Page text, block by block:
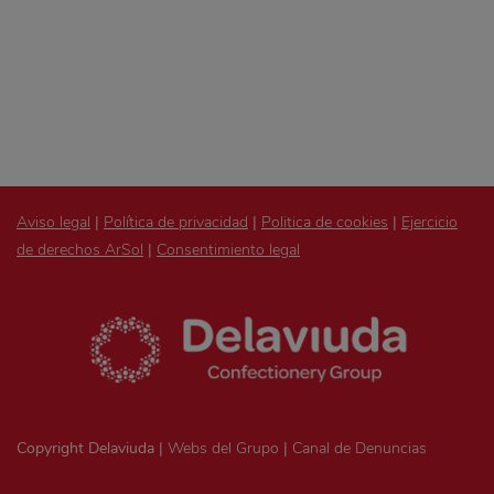
Aviso legal | Política de privacidad | Politica de cookies | Ejercicio
de derechos ArSol | Consentimiento legal
Copyright Delaviuda | Webs del Grupo | Canal de Denuncias